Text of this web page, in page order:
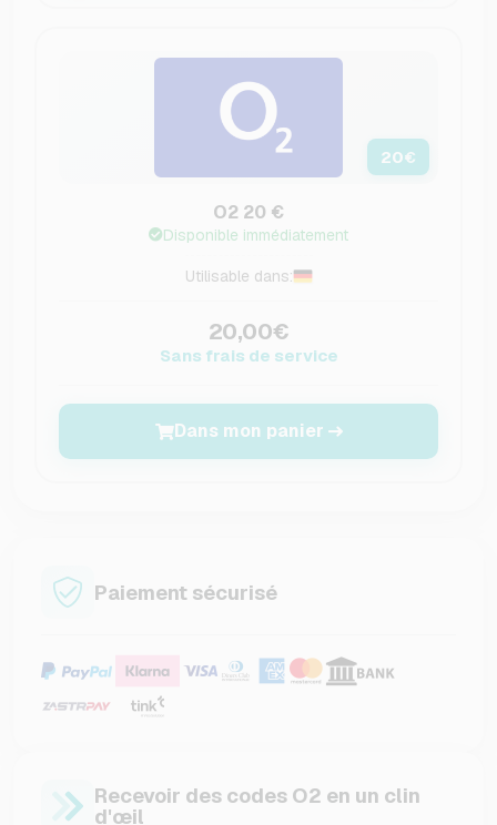
20€
O2 20 €
Disponible immédiatement
Utilisable dans:
20,00€
Sans frais de service
Dans mon panier
Paiement sécurisé
Recevoir des codes O2 en un clin
d'œil